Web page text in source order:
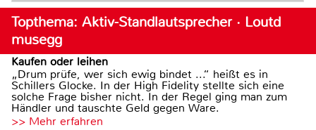
Topthema: Aktiv-Standlautsprecher · Loutd
musegg
Kaufen oder leihen
„Drum prüfe, wer sich ewig bindet ...“ heißt es in
Schillers Glocke. In der High Fidelity stellte sich eine
solche Frage bisher nicht. In der Regel ging man zum
Händler und tauschte Geld gegen Ware.
>> Mehr erfahren